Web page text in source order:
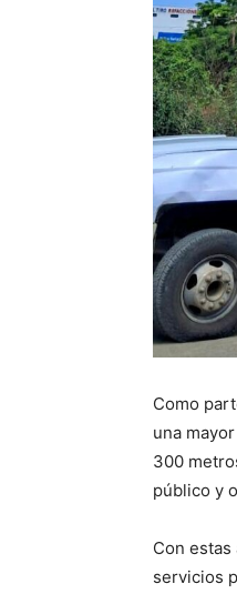
Como
una
300
público y
Con
servicios